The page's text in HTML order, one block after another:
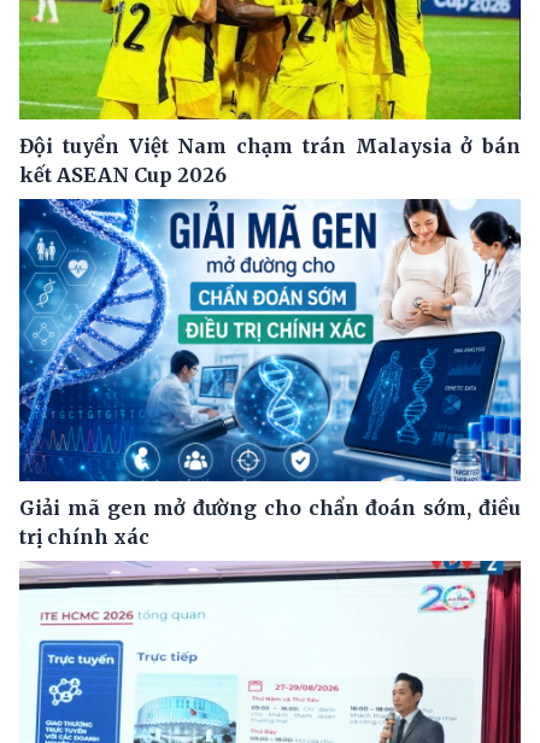
Đội tuyển Việt Nam chạm trán Malaysia ở bán
kết ASEAN Cup 2026
Giải mã gen mở đường cho chẩn đoán sớm, điều
trị chính xác